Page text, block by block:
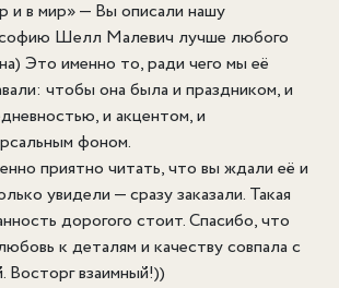
и в мир» — Вы описали нашу
Шелл Малевич лучше любого
Это именно то, ради чего мы её
чтобы она была и праздником, и
и акцентом, и
фоном.
приятно читать, что вы ждали её и
увидели — сразу заказали. Такая
дорогого стоит. Спасибо, что
к деталям и качеству совпала с
Восторг взаимный!))